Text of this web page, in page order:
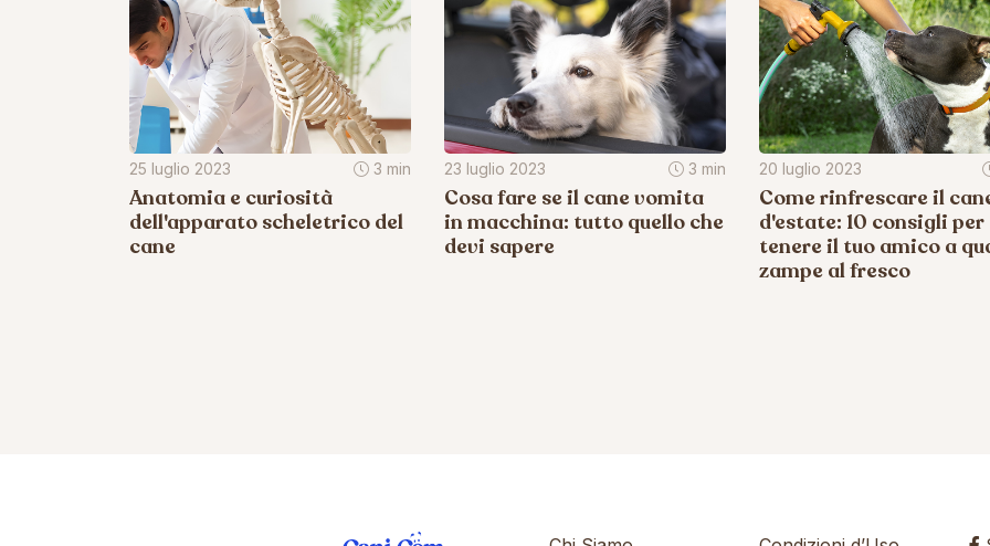
25 luglio 2023 3 min
Anatomia e curiosità
dell'apparato scheletrico del
cane
23 luglio 2023 3 min
Cosa fare se il cane vomita
in macchina: tutto quello che
devi sapere
20 luglio 2023
Come rinfrescare il
d'estate: 10 consigli per
tenere il tuo amico a
zampe al fresco